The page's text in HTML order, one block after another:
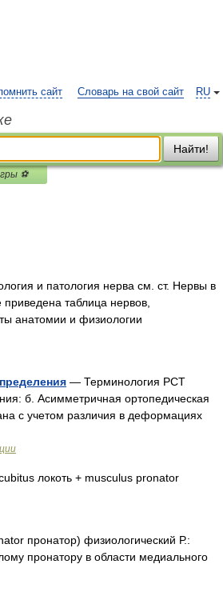
RU
сайт Словарь на свой сайт
Найти!
⚽
и патология нерва см. ст. Нервы в
таблица нервов,
анатомии и физиологии
— Терминология РСТ
б. Асимметричная ортопедическая
с учетом различия в деформациях
локоть + musculus pronator
пронатор) физиологический Р.:
пронатору в области медиального